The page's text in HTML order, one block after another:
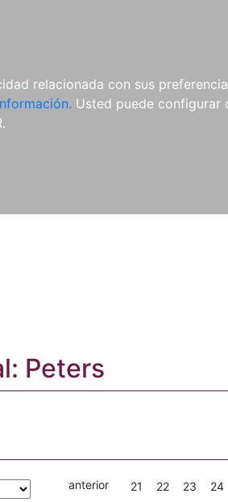
relacionada con sus
Usted puede configurar
MATERIAL
COMPLEMENTARIO
Peters
anterior 21 22 23 24